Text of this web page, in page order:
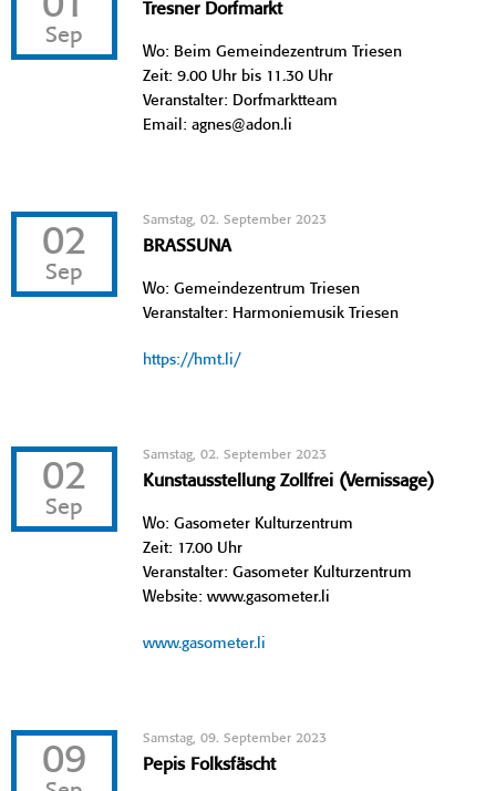
Sep
Tresner Dorfmarkt
Wo: Beim Gemeindezentrum Triesen
Zeit: 9.00 Uhr bis 11.30 Uhr
Veranstalter: Dorfmarktteam
Email: agnes@adon.li
02
Sep
Samstag, 02. September 2023
BRASSUNA
Wo: Gemeindezentrum Triesen
Veranstalter: Harmoniemusik Triesen
https://hmt.li/
02
Sep
Samstag, 02. September 2023
Kunstausstellung Zollfrei (Vernissage)
Wo: Gasometer Kulturzentrum
Zeit: 17.00 Uhr
Veranstalter: Gasometer Kulturzentrum
Website: www.gasometer.li
www.gasometer.li
09
Samstag, 09. September 2023
Pepis Folksfäscht